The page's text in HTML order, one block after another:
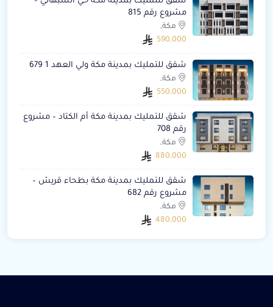
مشروع رقم 815
مكة,
590,000
شقق للتمليك بمدينة مكة ولي العهد 1 679
مكة,
550,000
شقق للتمليك بمدينة مكة أم الكتاد – مشروع
رقم 708
مكة,
880,000
شقق للتمليك بمدينة مكة بطحاء قريش –
مشروع رقم 682
مكة,
480,000